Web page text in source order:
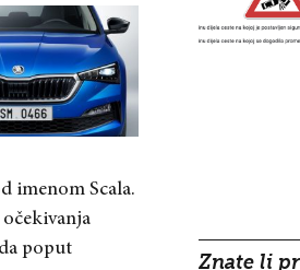
imenom Scala.
poput
Znate li